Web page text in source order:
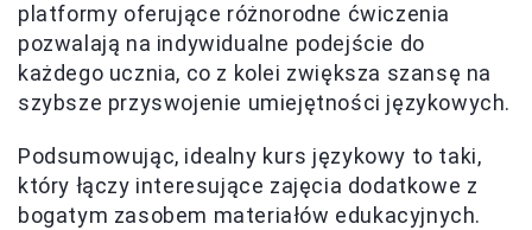
platformy oferujące różnorodne ćwiczenia
pozwalają na indywidualne podejście do
każdego ucznia, co z kolei zwiększa szansę na
szybsze przyswojenie umiejętności językowych.
Podsumowując, idealny kurs językowy to taki,
który łączy interesujące zajęcia dodatkowe z
bogatym zasobem materiałów edukacyjnych.